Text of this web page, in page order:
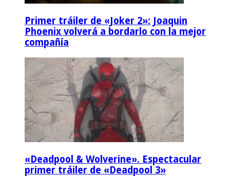
Primer tráiler de «Joker 2»: Joaquin
Phoenix volverá a bordarlo con la mejor
compañía
«Deadpool & Wolverine». Espectacular
primer tráiler de «Deadpool 3»